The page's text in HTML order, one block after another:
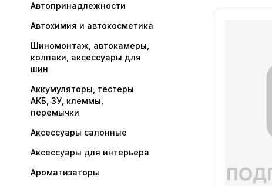
Автопринадлежности
Автохимия и автокосметика
Шиномонтаж, автокамеры,
колпаки, аксессуары для
шин
Аккумуляторы, тестеры
АКБ, ЗУ, клеммы,
перемычки
Аксессуары салонные
Аксессуары для интерьера
Ароматизаторы